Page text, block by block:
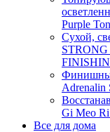
Purple
Сухой,
Adrenalin
Gi Meo
Все для дома